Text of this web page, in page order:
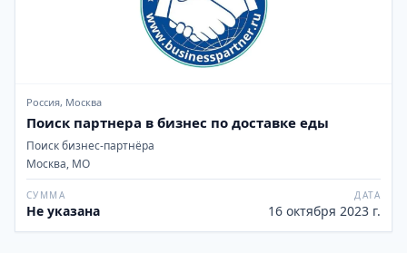
Россия, Москва
Поиск партнера в бизнес по доставке еды
Поиск бизнес-партнёра
Москва, МО
СУММА
Не указана
ДАТА
16 октября 2023 г.